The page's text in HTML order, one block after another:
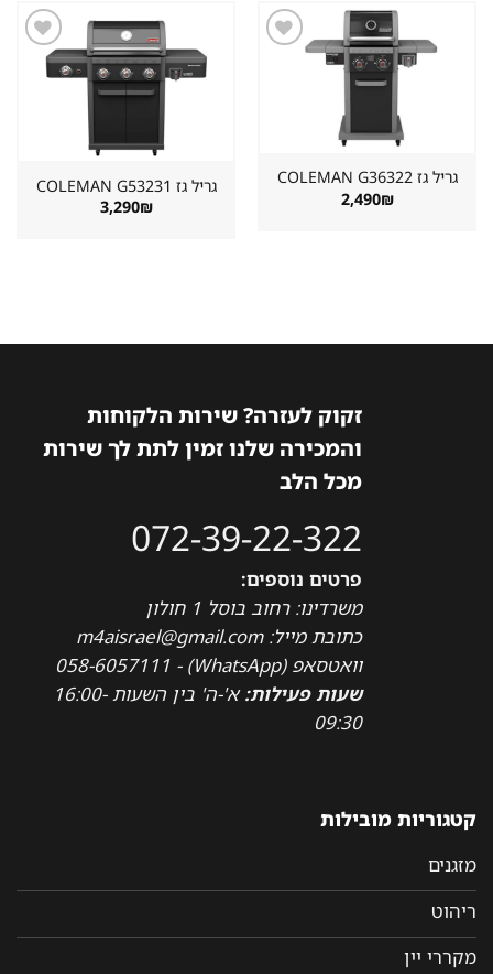
גריל גז ⁦COLEMAN G36322⁩
2,490₪
שמור
מוצר
גריל גז ⁦COLEMAN G53231⁩
3,290₪
זקוק לעזרה? שירות הלקוחות
והמכירה שלנו זמין לתת לך שירות
מכל הלב
072-39-22-322
פרטים נוספים:
משרדינו: רחוב בוסל 1 חולון
כתובת מייל: m4aisrael@gmail.com
וואטסאפ (WhatsApp) - 058-6057111
שעות פעילות:
א'-ה' בין השעות 16:00-
09:30
קטגוריות מובילות
מזגנים
ריהוט
מקררי יין